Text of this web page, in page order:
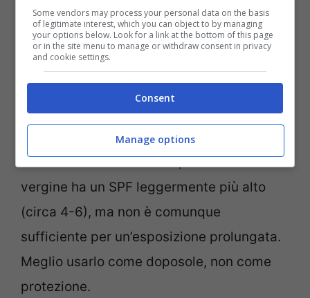
oli solari con filtro (SPF 15, 20, 30), che
uniscono la scorrevolezza dell’olio alla
protezione chimica o fisica. Questi prodotti
sono studiati per resistere all’acqua e alla
sabbia, econtengono ingredienti lenitivi
come la vitamina E o l’aloe vera
vuole un rimedio naturale, l’olio di cocco
vergine ha un SPF leggermente più alto
(circa 4-6), ma non è comunque
sufficiente per un’esposizione prolungata.
Meglio usarlo come doposole, non come
protezione.
Some vendors may process your personal data on the basis
of legitimate interest, which you can object to by managing
your options below. Look for a link at the bottom of this page
or in the site menu to manage or withdraw consent in privacy
and cookie settings.
Consent
Manage options